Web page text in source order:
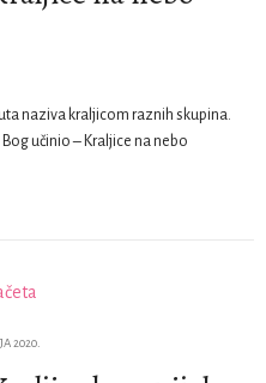
naziva kraljicom raznih skupina.
učinio – Kraljice na nebo
2020.